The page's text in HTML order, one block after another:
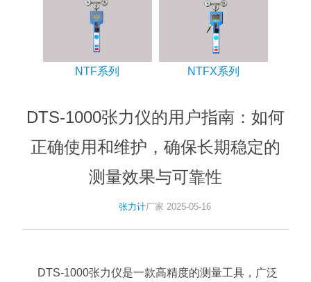
NTF系列 NTFX系列
DTS-1000张力仪的用户指南：如何
正确使用和维护，确保长期稳定的
测量效果与可靠性
张力计厂家 2025-05-16
DTS-1000张力仪是一款高精度的测量工具，广泛